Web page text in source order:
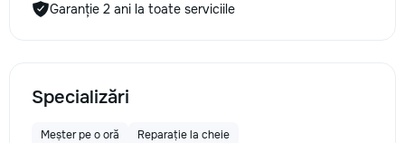
Garanție 2 ani la toate serviciile
Specializări
Meșter pe o oră
Reparație la cheie